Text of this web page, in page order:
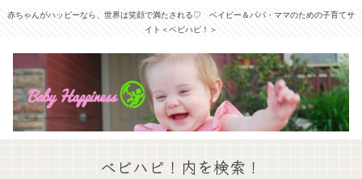
赤ちゃんがハッピーなら、世界は笑顔で満たされる♡ ベイビー＆パパ・ママのための子育てサ
イト＜ベビハピ！＞
ベビハピ！内を検索！